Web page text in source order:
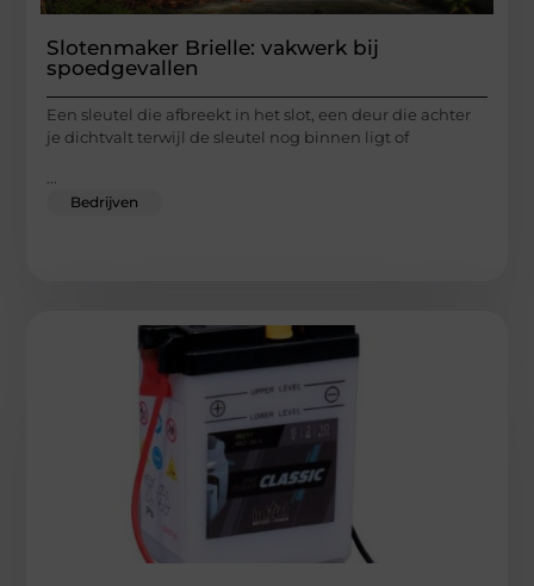
Slotenmaker Brielle: vakwerk bij
spoedgevallen
Een sleutel die afbreekt in het slot, een deur die achter
je dichtvalt terwijl de sleutel nog binnen ligt of
Bedrijven